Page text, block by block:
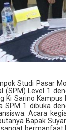
Studi Pasar
(SPM) Level 1
Ki Sarino
SPM 1 dibuka
Acara
Bapak